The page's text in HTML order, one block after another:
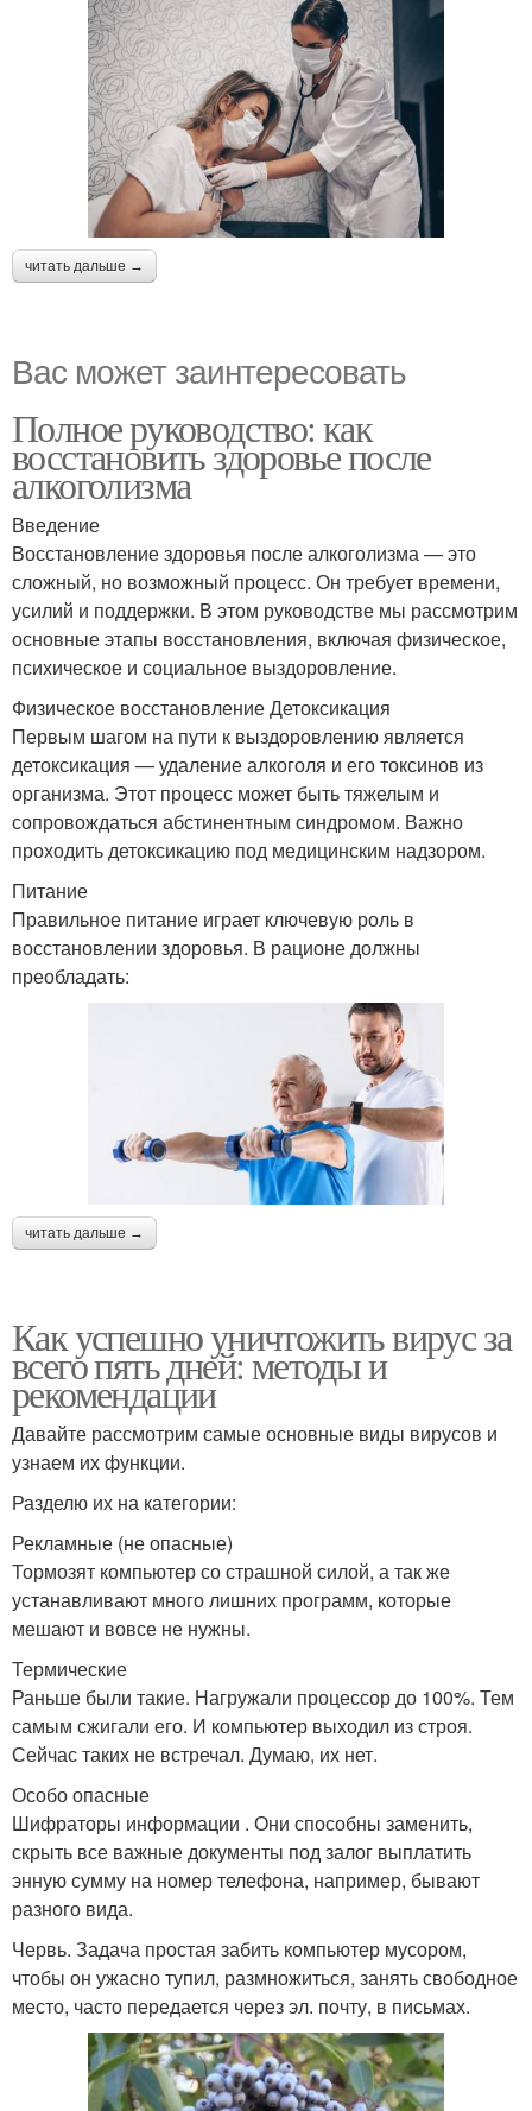
читать дальше →
Вас может заинтересовать
Полное руководство: как
восстановить здоровье после
алкоголизма
Введение
Восстановление здоровья после алкоголизма — это
сложный, но возможный процесс. Он требует времени,
усилий и поддержки. В этом руководстве мы рассмотрим
основные этапы восстановления, включая физическое,
психическое и социальное выздоровление.
Физическое восстановление Детоксикация
Первым шагом на пути к выздоровлению является
детоксикация — удаление алкоголя и его токсинов из
организма. Этот процесс может быть тяжелым и
сопровождаться абстинентным синдромом. Важно
проходить детоксикацию под медицинским надзором.
Питание
Правильное питание играет ключевую роль в
восстановлении здоровья. В рационе должны
преобладать:
читать дальше →
Как успешно уничтожить вирус за
всего пять дней: методы и
рекомендации
Давайте рассмотрим самые основные виды вирусов и
узнаем их функции.
Разделю их на категории:
Рекламные (не опасные)
Тормозят компьютер со страшной силой, а так же
устанавливают много лишних программ, которые
мешают и вовсе не нужны.
Термические
Раньше были такие. Нагружали процессор до 100%. Тем
самым сжигали его. И компьютер выходил из строя.
Сейчас таких не встречал. Думаю, их нет.
Особо опасные
Шифраторы информации . Они способны заменить,
скрыть все важные документы под залог выплатить
энную сумму на номер телефона, например, бывают
разного вида.
Червь. Задача простая забить компьютер мусором,
чтобы он ужасно тупил, размножиться, занять свободное
место, часто передается через эл. почту, в письмах.